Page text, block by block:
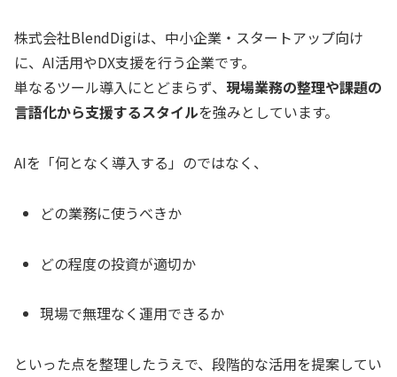
株式会社BlendDigiは、中小企業・スタートアップ向け
に、AI活用やDX支援を行う企業です。
単なるツール導入にとどまらず、 現場業務の整理や課題の
言語化から支援するスタイルを強みとしています。
AIを「何となく導入する」のではなく、
どの業務に使うべきか
どの程度の投資が適切か
現場で無理なく運用できるか
といった点を整理したうえで、段階的な活用を提案してい